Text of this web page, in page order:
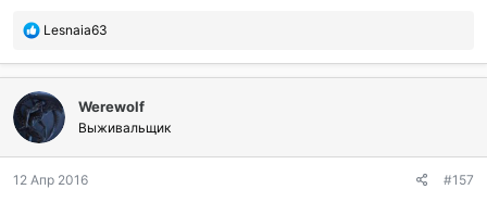
П
б
а
г
о
а
Lesnaia63
Werewolf
Выживальщик
12 Апр 2016 #157